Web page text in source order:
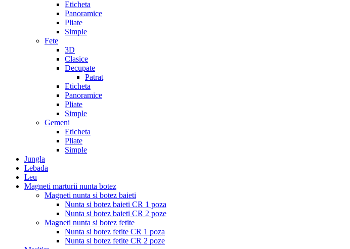
Eticheta
Panoramice
Pliate
Simple
Fete
3D
Clasice
Decupate
Patrat
Eticheta
Panoramice
Pliate
Simple
Gemeni
Eticheta
Pliate
Simple
Jungla
Lebada
Leu
Magneti marturii nunta botez
Magneti nunta si botez baieti
Nunta si botez baieti CR 1 poza
Nunta si botez baieti CR 2 poze
Magneti nunta si botez fetite
Nunta si botez fetite CR 1 poza
Nunta si botez fetite CR 2 poze